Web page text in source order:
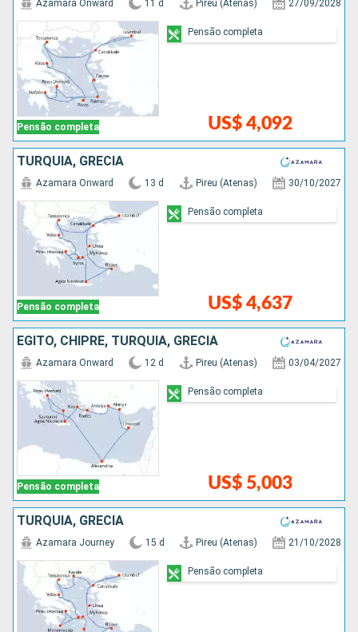
Pensão completa
Azamara Onward 11 d Pireu (Atenas) 27/09/2028
US$ 4,092
Pensão completa
TURQUIA, GRÉCIA
Pensão completa
Azamara Onward 13 d Pireu (Atenas) 30/10/2027
US$ 4,637
Pensão completa
EGITO, CHIPRE, TURQUIA, GRÉCIA
Pensão completa
Azamara Onward 12 d Pireu (Atenas) 03/04/2027
US$ 5,003
Pensão completa
TURQUIA, GRÉCIA
Azamara Journey 15 d Pireu (Atenas) 21/10/2028
Pensão completa